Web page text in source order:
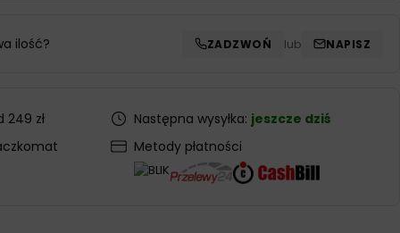
ilość? ZADZWOŃ lub NAPISZ
zł
Następna wysyłka: jeszcze dziś
Metody płatności